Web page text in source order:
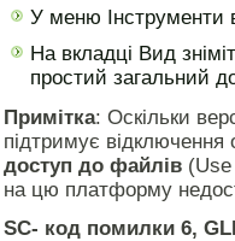
У меню Інструменти
На вкладці Вид
простий загальний
Примітка: Оскільки
підтримує відключення
доступ до файлів
на цю платформу
SC- код помилки 6,